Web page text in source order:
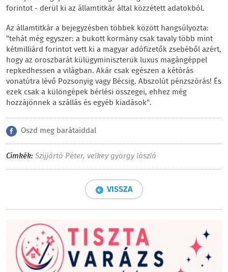
forintot - derül ki az államtitkár által közzétett adatokból.
Az államtitkár a bejegyzésben többek között hangsúlyozta:
"tehát még egyszer: a bukott kormány csak tavaly több mint
kétmilliárd forintot vett ki a magyar adófizetők zsebéből azért,
hogy az oroszbarát külügyminiszterük luxus magángéppel
repkedhessen a világban. Akár csak egészen a kétórás
vonatútra lévő Pozsonyig vagy Bécsig. Abszolút pénzszórás! És
ezek csak a különgépek bérlési összegei, ehhez még
hozzájönnek a szállás és egyéb kiadások".
Oszd meg barátaiddal
Címkék: Szijjártó Péter, velkey györgy lászló
VISSZA